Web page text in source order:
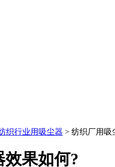
织行业用吸尘器 > 纺织厂用吸
果如何?